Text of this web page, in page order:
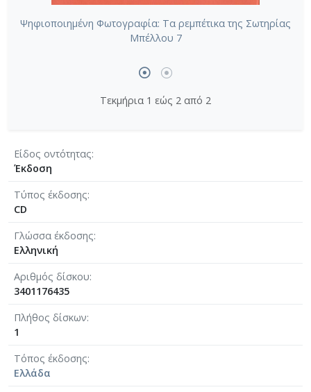
Ψηφιοποιημένη Φωτογραφία: Τα ρεμπέτικα της Σωτηρίας
Μπέλλου 7
Τεκμήρια 1 εώς 2 από 2
Είδος οντότητας
Έκδοση
Τύπος έκδοσης
CD
Γλώσσα έκδοσης
Ελληνική
Αριθμός δίσκου
3401176435
Πλήθος δίσκων
1
Τόπος έκδοσης
Ελλάδα